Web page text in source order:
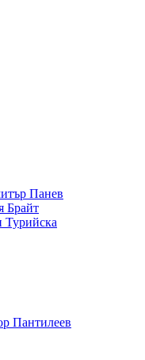
Панев
Брайт
Турийска
Пантилеев